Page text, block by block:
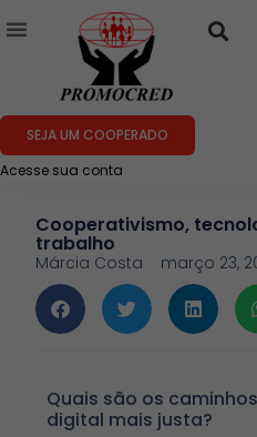
Acesse sua conta
SEJA UM COOPERADO
Cooperativismo,
trabalho
Márcia Costa março 23,
Quais são os
digital mais justa?